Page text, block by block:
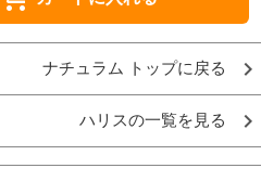
ナチュラム トップに戻る
ハリスの一覧を見る